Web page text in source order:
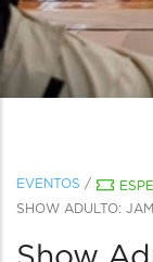
EVENTOS /
SHOW ADULTO: